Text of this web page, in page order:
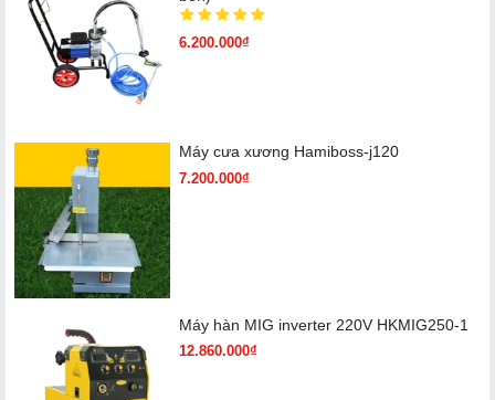
6.200.000₫
Máy cưa xương Hamiboss-j120
7.200.000₫
Máy hàn MIG inverter 220V HKMIG250-1
12.860.000₫